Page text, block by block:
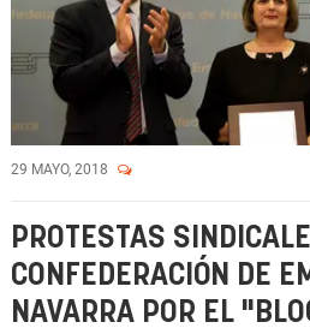
29 MAYO, 2018
PROTESTAS
CONFEDERACIÓN DE
NAVARRA POR EL